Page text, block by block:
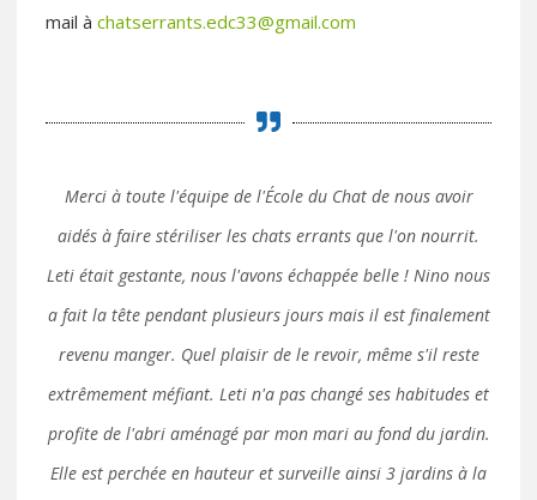
mail à chatserrants.edc33@gmail.com
Merci à toute l'équipe de l'École du Chat de nous avoir
aidés à faire stériliser les chats errants que l'on nourrit.
Leti était gestante, nous l'avons échappée belle ! Nino nous
a fait la tête pendant plusieurs jours mais il est finalement
revenu manger. Quel plaisir de le revoir, même s'il reste
extrêmement méfiant. Leti n'a pas changé ses habitudes et
profite de l'abri aménagé par mon mari au fond du jardin.
Elle est perchée en hauteur et surveille ainsi 3 jardins à la